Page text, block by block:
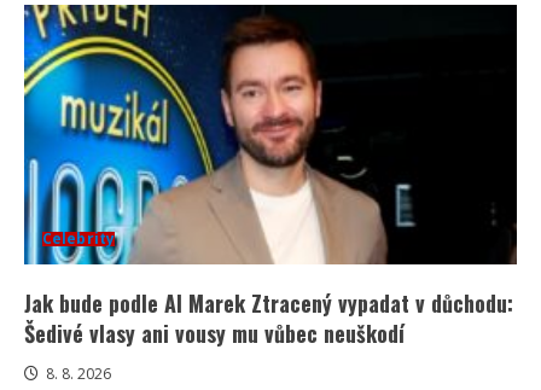
Celebrity
Jak bude podle AI Marek Ztracený vypadat v důchodu:
Šedivé vlasy ani vousy mu vůbec neuškodí
8. 8. 2026